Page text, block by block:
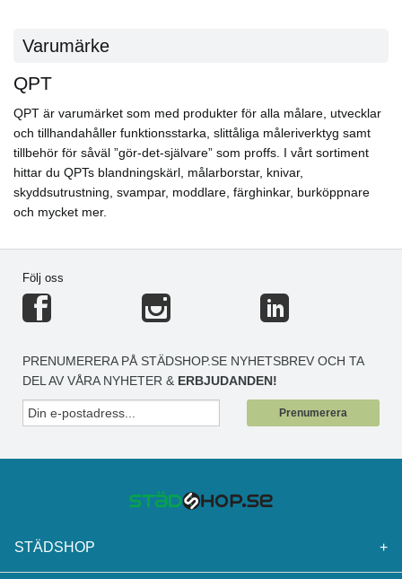
Varumärke
QPT
QPT är varumärket som med produkter för alla målare, utvecklar
och tillhandahåller funktionsstarka, slittåliga måleriverktyg samt
tillbehör för såväl ”gör-det-självare” som proffs. I vårt sortiment
hittar du QPTs blandningskärl, målarborstar, knivar,
skyddsutrustning, svampar, moddlare, färghinkar, burköppnare
och mycket mer.
Följ oss
PRENUMERERA PÅ STÄDSHOP.SE NYHETSBREV OCH TA
DEL AV VÅRA NYHETER & ERBJUDANDEN!
Prenumerera
STÄDSHOP +